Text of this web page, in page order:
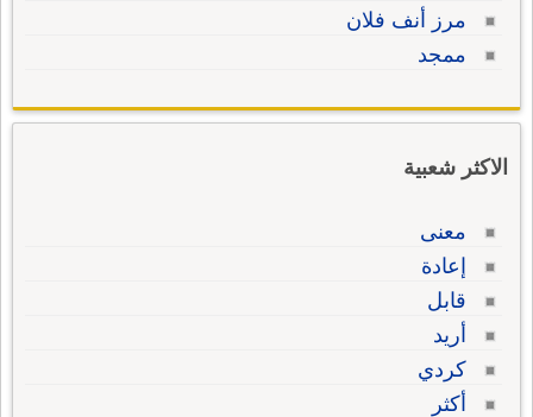
مرز أنف فلان
ممجد
الاكثر شعبية
معنى
إعادة
قابل
أريد
كردي
أكثر